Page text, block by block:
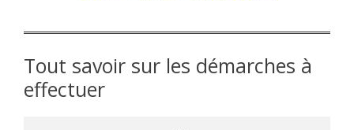
Tout savoir sur les démarches à
effectuer